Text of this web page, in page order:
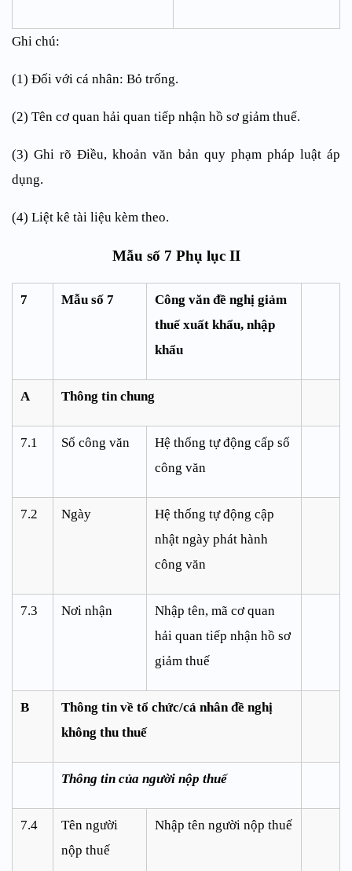
Ghi chú:
(1) Đối với cá nhân: Bỏ trống.
(2) Tên cơ quan hải quan tiếp nhận hồ sơ giảm thuế.
(3) Ghi rõ Điều, khoản văn bản quy phạm pháp luật áp
dụng.
(4) Liệt kê tài liệu kèm theo.
Mẫu số 7 Phụ lục II
7 Mẫu số 7
Công văn đề nghị giảm
thuế xuất khẩu, nhập
khẩu
A Thông tin chung
7.1 Số công văn
Hệ thống tự động cấp số
công văn
7.2 Ngày
Hệ thống tự động cập
nhật ngày phát hành
công văn
7.3 Nơi nhận
Nhập tên, mã cơ quan
hải quan tiếp nhận hồ sơ
giảm thuế
B
Thông tin về tổ chức/cá nhân đề nghị
không thu thuế
Thông tin của người nộp thuế
7.4
Tên người
nộp thuế
Nhập tên người nộp thuế